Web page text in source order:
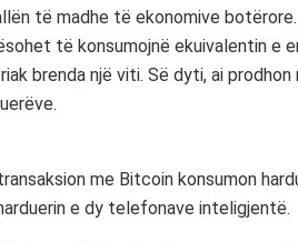
të madhe të ekonomive
të konsumojnë ekuivalentin e
brenda një viti. Së dyti, ai
me Bitcoin konsumon
e dy telefonave inteligjentë.